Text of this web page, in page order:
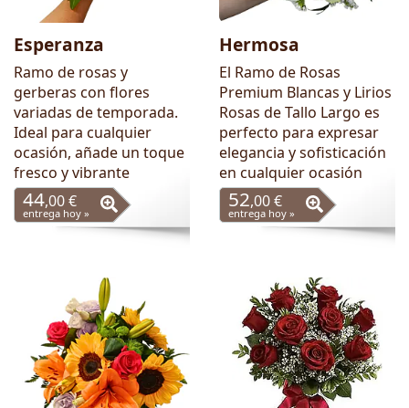
Esperanza
Ramo de rosas y
gerberas con flores
variadas de temporada.
Ideal para cualquier
ocasión, añade un toque
fresco y vibrante
44,00 €
entrega hoy »
Hermosa
El Ramo de Rosas
Premium Blancas y Lirios
Rosas de Tallo Largo es
perfecto para expresar
elegancia y sofisticación
en cualquier ocasión
52,00 €
entrega hoy »